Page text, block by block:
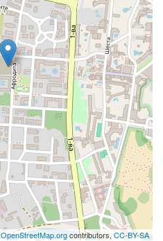
OpenStreetMap.orgcontributors, CC-BY-SA